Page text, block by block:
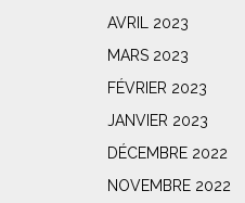
AVRIL 2023
MARS 2023
FÉVRIER 2023
JANVIER 2023
DÉCEMBRE 2022
NOVEMBRE 2022